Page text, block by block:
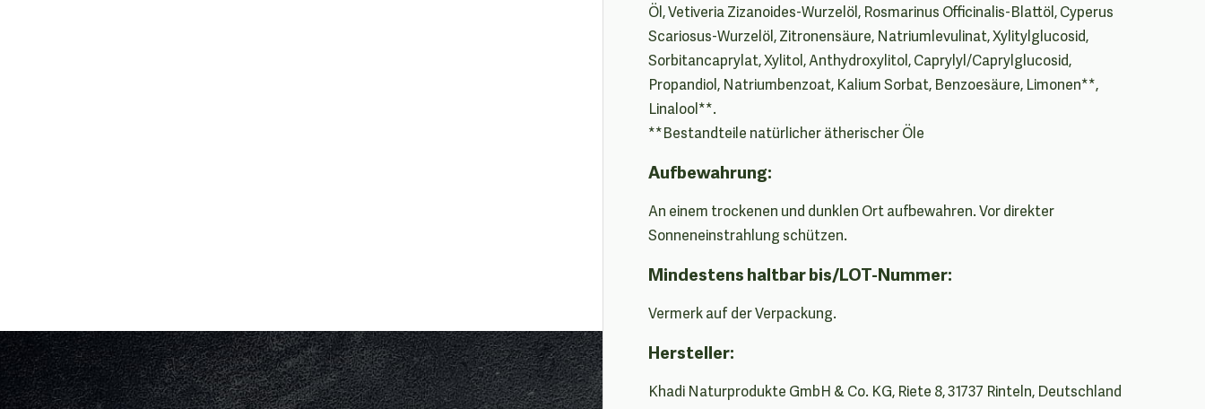
Öl, Vetiveria Zizanoides-Wurzelöl, Rosmarinus Officinalis-Blattöl, Cyperus
Scariosus-Wurzelöl, Zitronensäure, Natriumlevulinat, Xylitylglucosid,
Sorbitancaprylat, Xylitol, Anthydroxylitol, Caprylyl/Caprylglucosid,
Propandiol, Natriumbenzoat, Kalium Sorbat, Benzoesäure, Limonen**,
Linalool**.
**Bestandteile natürlicher ätherischer Öle
Aufbewahrung:
An einem trockenen und dunklen Ort aufbewahren. Vor direkter
Sonneneinstrahlung schützen.
Mindestens haltbar bis/LOT-Nummer:
Vermerk auf der Verpackung.
Hersteller:
Khadi Naturprodukte GmbH & Co. KG, Riete 8, 31737 Rinteln, Deutschland